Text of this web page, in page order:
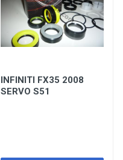
INFINITI FX35 2008
SERVO S51